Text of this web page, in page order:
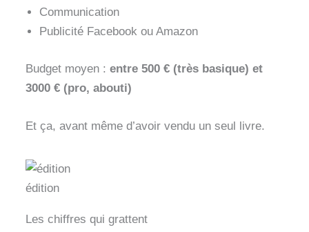
Communication
Publicité Facebook ou Amazon
Budget moyen : entre 500 € (très basique) et
3000 € (pro, abouti)
Et ça, avant même d’avoir vendu un seul livre.
édition
Les chiffres qui grattent